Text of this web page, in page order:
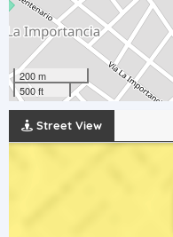
200 m
500 ft
Street View